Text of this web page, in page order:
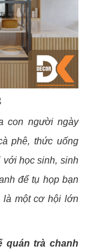
con người ngày
phê, thức uống
với học sinh, sinh
để tụ họp bạn
là một cơ hội lớn
quán trà chanh